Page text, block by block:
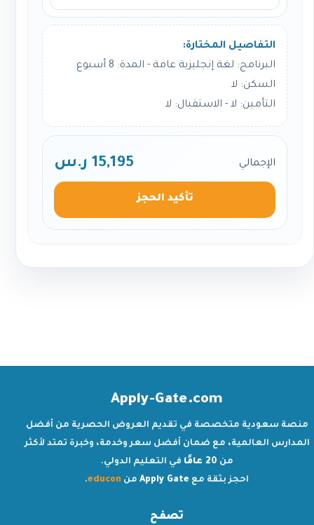
التفاصيل المختارة:
البرنامج: لغة إنجليزية عامة - المدة: 8 أسبوع
السكن: لا
التأمين: لا - الاستقبال: لا
الإجمالي 15,195 ر.س
تأكيد الحجز
Apply-Gate.com
منصة سعودية متخصصة في تقديم العروض الحصرية من أفضل
المدارس العالمية، مع ضمان أفضل سعر وخدمة، وخبرة تمتد لأكثر
من 20 عامًا
في التعليم الدولي.
احجز بثقة مع Apply Gate من educon
.
تصفح